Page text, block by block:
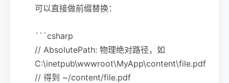
可以直接做前缀替换：
```csharp
// AbsolutePath: 物理绝对路径，如
C:\inetpub\wwwroot\MyApp\content\file.pdf
// 得到 ~/content/file.pdf